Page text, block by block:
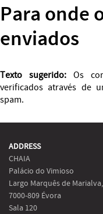
Para onde
enviados
Texto sugerido:Os
verificados através de
spam.
ADDRESS
CHAIA
Palácio do Vimioso
Largo Marquês de
7000-809 Évora
Sala 120